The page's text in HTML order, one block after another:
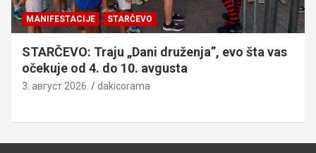
MANIFESTACIJE STARČEVO
STARČEVO: Traju „Dani druženja”, evo šta vas
očekuje od 4. do 10. avgusta
3. август 2026. dakicorama